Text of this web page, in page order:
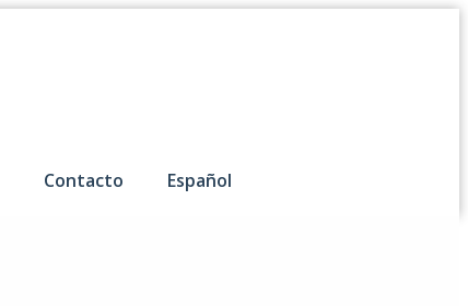
Contacto Español